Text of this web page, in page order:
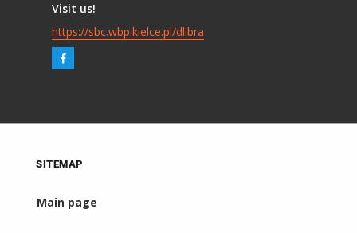
Visit us!
https://sbc.wbp.kielce.pl/dlibra
SITEMAP
Main page